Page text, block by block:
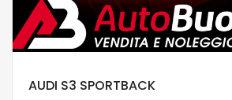
AUDI S3 SPORTBACK